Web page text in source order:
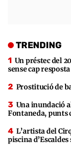
TRENDING
Un préstec del
sense cap
Prostitució de
Una inundació
Fontaneda, punts
L’artista del
piscina